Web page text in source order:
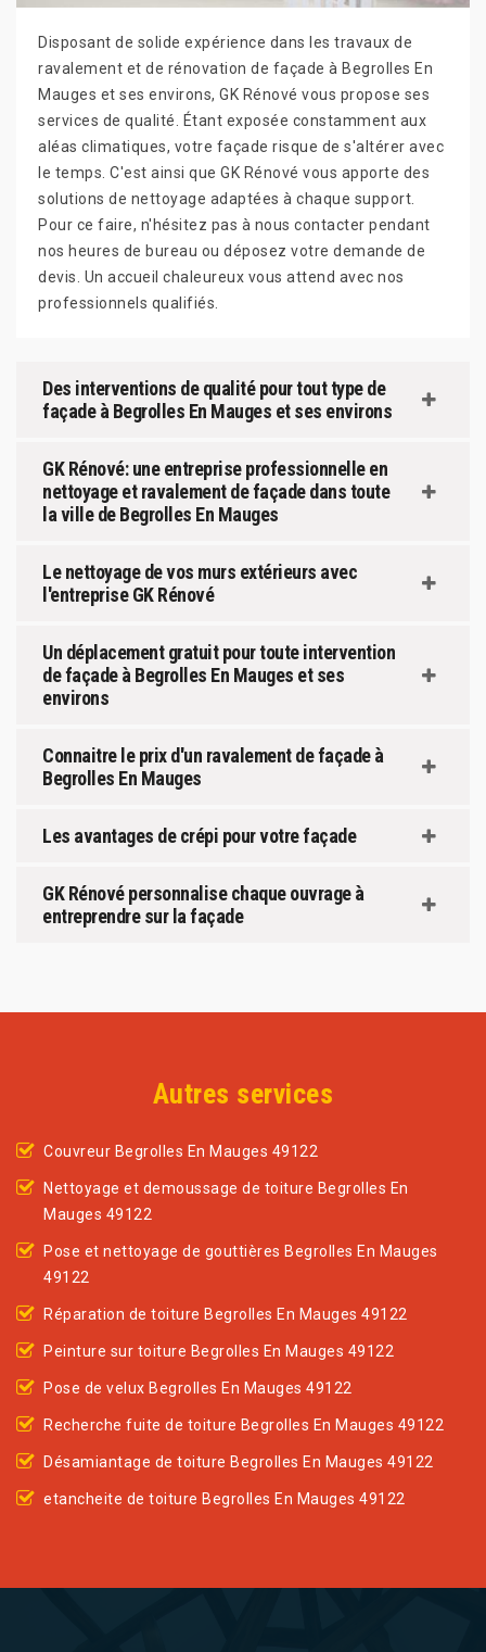
Disposant de solide expérience dans les travaux de
ravalement et de rénovation de façade à Begrolles En
Mauges et ses environs, GK Rénové vous propose ses
services de qualité. Étant exposée constamment aux
aléas climatiques, votre façade risque de s'altérer avec
le temps. C'est ainsi que GK Rénové vous apporte des
solutions de nettoyage adaptées à chaque support.
Pour ce faire, n'hésitez pas à nous contacter pendant
nos heures de bureau ou déposez votre demande de
devis. Un accueil chaleureux vous attend avec nos
professionnels qualifiés.
Des interventions de qualité pour tout type de
façade à Begrolles En Mauges et ses environs
GK Rénové: une entreprise professionnelle en
nettoyage et ravalement de façade dans toute
la ville de Begrolles En Mauges
Le nettoyage de vos murs extérieurs avec
l'entreprise GK Rénové
Un déplacement gratuit pour toute intervention
de façade à Begrolles En Mauges et ses
environs
Connaitre le prix d'un ravalement de façade à
Begrolles En Mauges
Les avantages de crépi pour votre façade
GK Rénové personnalise chaque ouvrage à
entreprendre sur la façade
Autres services
Couvreur Begrolles En Mauges 49122
Nettoyage et demoussage de toiture Begrolles En
Mauges 49122
Pose et nettoyage de gouttières Begrolles En Mauges
49122
Réparation de toiture Begrolles En Mauges 49122
Peinture sur toiture Begrolles En Mauges 49122
Pose de velux Begrolles En Mauges 49122
Recherche fuite de toiture Begrolles En Mauges 49122
Désamiantage de toiture Begrolles En Mauges 49122
etancheite de toiture Begrolles En Mauges 49122